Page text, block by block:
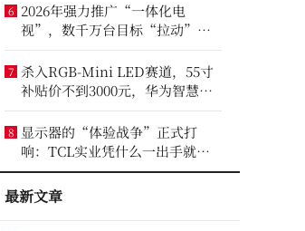
6 2026年强力推广“一体化电
视”，数千万台目标“拉动”彩
电业？
7 杀入RGB-Mini LED赛道，55寸
补贴价不到3000元，华为智慧屏
要“走量”？
8 显示器的“体验战争”正式打
响：TCL实业凭什么一出手就定
义了三条赛道？
最新文章